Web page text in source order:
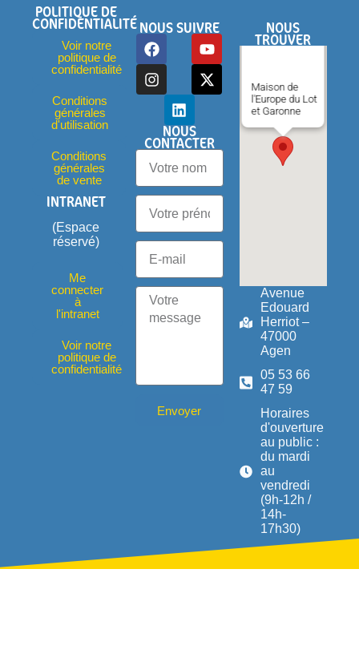
POLITIQUE DE
CONFIDENTIALITÉ
Voir notre
politique de
confidentialité
Conditions
générales
d'utilisation
Conditions
générales
de vente
INTRANET
(Espace
réservé)
Me
connecter
à
l'intranet
Voir notre
politique de
confidentialité
NOUS SUIVRE
NOUS
CONTACTER
Envoyer
NOUS
TROUVER
Maison de
l'Europe du Lot
et Garonne
Avenue
Edouard
Herriot –
47000
Agen
05 53 66
47 59
Horaires
d'ouverture
au public :
du mardi
au
vendredi
(9h-12h /
14h-
17h30)